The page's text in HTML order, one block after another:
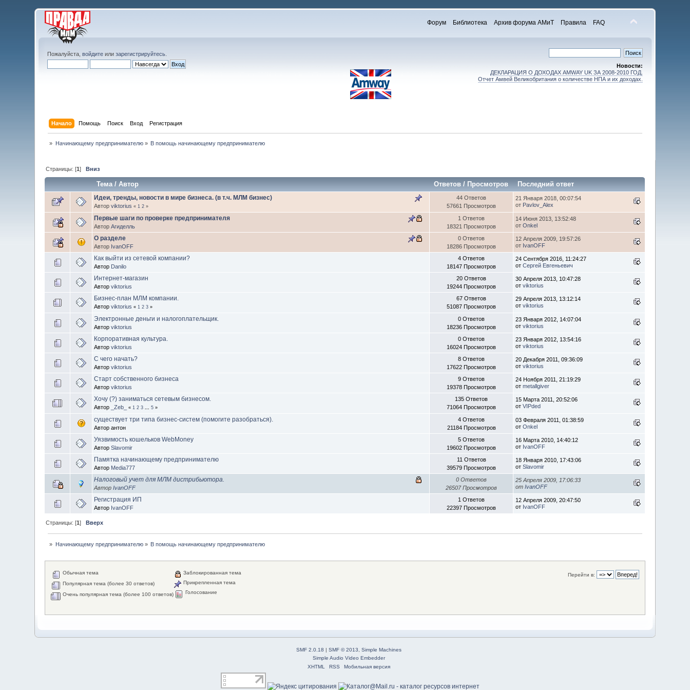
Форум Библиотека Архив форума АМиТ Правила FAQ
Пожалуйста,войдите илизарегистрируйтесь
Новости:
ДЕКЛАРАЦИЯ О ДОХОДАХ AMWAY UK ЗА 2008-2010 ГОД.
Отчет Амвей Великобритания о количестве НПА и их доходах.
Начало Помощь Поиск Вход Регистрация
» Начинающему предпринимателю» В помощь начинающему предпринимателю
Страницы: [1]Вниз
Тема/Автор Ответов /Просмотров Последний ответ
Идеи, тренды, новости в мире бизнеса. (в т.ч. МЛМ бизнес)
Авторviktorius « 1 2 »
44 Ответов
57661 Просмотров
21 Января 2018, 00:07:54
от Pavlov_Alex
Первые шаги по проверке предпринимателя
АвторАгиделль
1 Ответов
18321 Просмотров
14 Июня 2013, 13:52:48
отOnkel
О разделе
Автор IvanOFF
0 Ответов
18286 Просмотров
12 Апреля 2009, 19:57:26
от IvanOFF
Как выйти из сетевой компании?
Автор Danilo
4 Ответов
18147 Просмотров
24 Сентября 2016, 11:24:27
отСергей Евгеньевич
Интернет-магазин
Авторviktorius
20 Ответов
19244 Просмотров
30 Апреля 2013, 10:47:28
отviktorius
Бизнес-план МЛМ компании.
Авторviktorius « 1 2 3 »
67 Ответов
51087 Просмотров
29 Апреля 2013, 13:12:14
отviktorius
Электронные деньги и налогоплательщик.
Авторviktorius
0 Ответов
18236 Просмотров
23 Января 2012, 14:07:04
отviktorius
Корпоративная культура.
Авторviktorius
0 Ответов
16024 Просмотров
23 Января 2012, 13:54:16
отviktorius
С чего начать?
Авторviktorius
8 Ответов
17622 Просмотров
20 Декабря 2011, 09:36:09
отviktorius
Старт собственного бизнеса
Авторviktorius
9 Ответов
19378 Просмотров
24 Ноября 2011, 21:19:29
отmetallgiver
Хочу (?) заниматься сетевым бизнесом.
Автор _Zeb_ « 1 2 3 ...5 »
135 Ответов
71064 Просмотров
15 Марта 2011, 20:52:06
отVIPded
существует три типа бизнес-систем (помогите разобраться).
Автор антон
4 Ответов
21184 Просмотров
03 Февраля 2011, 01:38:59
отOnkel
Уязвимость кошельков WebMoney
АвторSlavomir
5 Ответов
19602 Просмотров
16 Марта 2010, 14:40:12
от IvanOFF
Памятка начинающему предпринимателю
Автор Media777
11 Ответов
39579 Просмотров
18 Января 2010, 17:43:06
отSlavomir
Налоговый учет для МЛМ дистрибьютора.
АвторIvanOFF
0 Ответов
26507 Просмотров
25 Апреля 2009, 17:06:33
отIvanOFF
Регистрация ИП
Автор IvanOFF
1 Ответов
22397 Просмотров
12 Апреля 2009, 20:47:50
от IvanOFF
Страницы: [1]Вверх
» Начинающему предпринимателю» В помощь начинающему предпринимателю
Перейти в:
Обычная тема
Популярная тема (более 30 ответов)
Очень популярная тема (более 100 ответов)
Заблокированная тема
Прикрепленная тема
Голосование
SMF 2.0.18 | SMF © 2013, Simple Machines
Simple Audio Video Embedder
XHTML
RSS Мобильная версия